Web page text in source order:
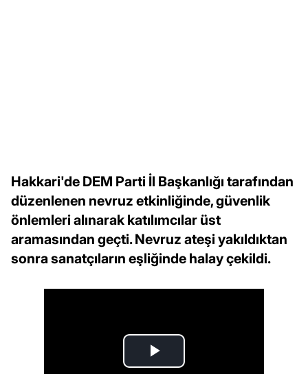
Hakkari'de DEM Parti İl Başkanlığı tarafından
düzenlenen nevruz etkinliğinde, güvenlik
önlemleri alınarak katılımcılar üst
aramasından geçti. Nevruz ateşi yakıldıktan
sonra sanatçıların eşliğinde halay çekildi.